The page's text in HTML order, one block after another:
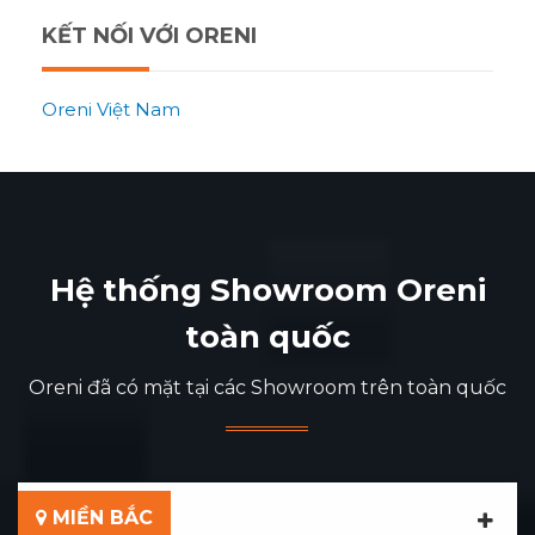
KẾT NỐI VỚI ORENI
Oreni Việt Nam
Hệ thống Showroom Oreni
toàn quốc
Oreni đã có mặt tại các Showroom trên toàn quốc
MIỀN BẮC